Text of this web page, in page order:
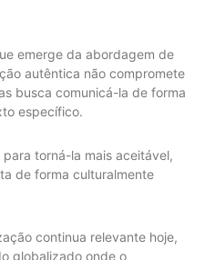
emerge da abordagem de
autêntica não compromete
busca comunicá-la de forma
específico.
torná-la mais aceitável,
de forma culturalmente
continua relevante hoje,
globalizado onde o